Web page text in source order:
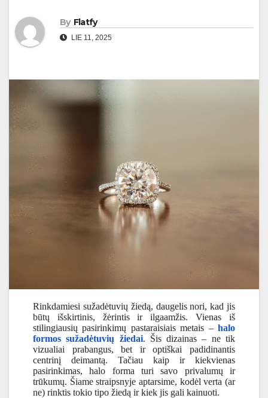
By Flatfy
LIE 11, 2025
Rinkdamiesi sužadėtuvių žiedą, daugelis nori, kad jis
būtų išskirtinis, žėrintis ir ilgaamžis. Vienas iš
stilingiausių pasirinkimų pastaraisiais metais – halo
formos sužadėtuvių žiedai. Šis dizainas – ne tik
vizualiai prabangus, bet ir optiškai padidinantis
centrinį deimantą. Tačiau kaip ir kiekvienas
pasirinkimas, halo forma turi savo privalumų ir
trūkumų. Šiame straipsnyje aptarsime, kodėl verta (ar
ne) rinktis tokio tipo žiedą ir kiek jis gali kainuoti.